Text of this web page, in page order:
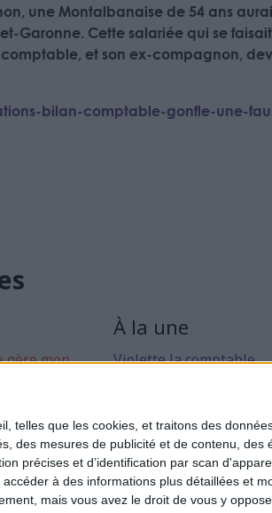
telles que les cookies, et traitons des
des mesures de publicité et de contenu, des
précises et d’identification par scan
à des informations plus détaillées et
mais vous avez le droit de vous y
une Montalbanaise de 54 ans
Garonne. Cette salariée qui se
comptable, et son ex-compagnon,
bilan-comptable-gonfle-une-
gère mon
À la une
Violette la comptable
Loueur en Meublé
Côté Retraite
Location de bureaux
Examen de Conformité